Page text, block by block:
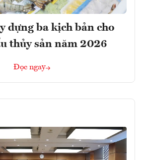
dựng ba kịch bản cho
thủy sản năm 2026
Đọc ngay